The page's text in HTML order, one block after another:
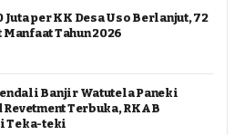
Juta per KK Desa Uso Berlanjut, 72
Tahun 2026
Banjir Watutela Paneki
Terbuka, RKAB
Teka-teki